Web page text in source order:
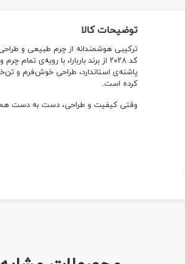
توضیحات کالا
ترکیبی هوشمندانه از چرم طبیعی و
کد ۲۰۲۸ از برند باربارا، با رویه‌ی تمام چرم و پاشنه‌ی PU سبک و مقاوم، برای آن‌هایی‌ست که در کنار استایل، به راحتی قدم‌ها اهمیت می‌دهند.
پاشنه‌ی استاندارد، طراحی خوش‌فرم و
کرده است.
وقتی کیفیت و طراحی، دست به دست هم